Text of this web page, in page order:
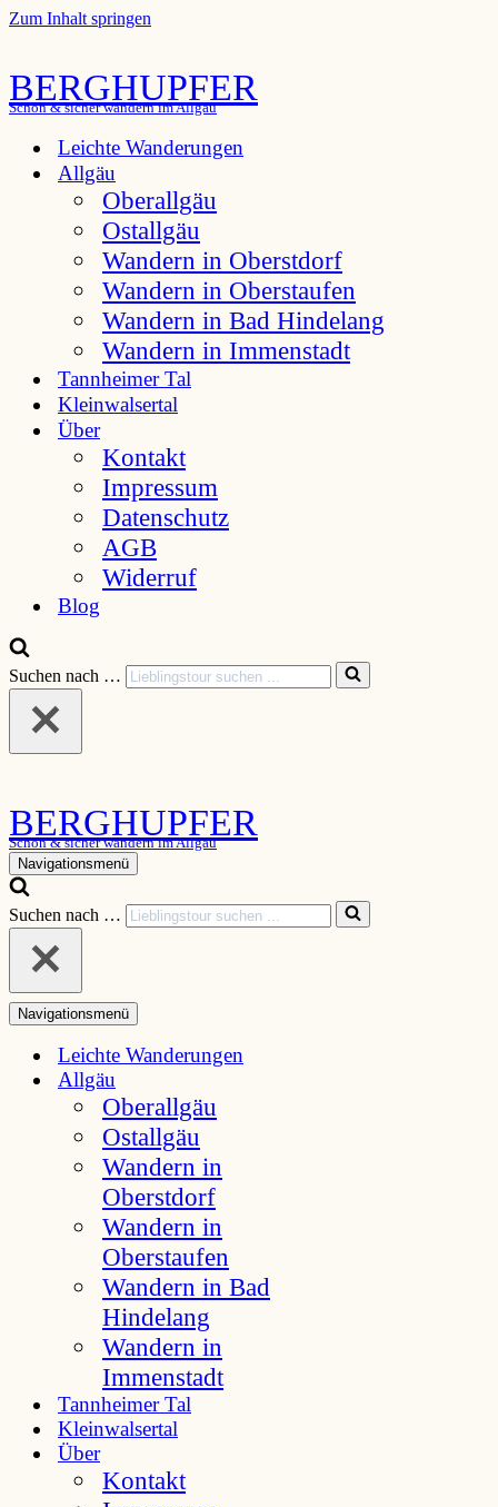
Zum Inhalt springen
BERGHUPFER
Schön & sicher wandern im Allgäu
Leichte Wanderungen
Allgäu
Oberallgäu
Ostallgäu
Wandern in Oberstdorf
Wandern in Oberstaufen
Wandern in Bad Hindelang
Wandern in Immenstadt
Tannheimer Tal
Kleinwalsertal
Über
Kontakt
Impressum
Datenschutz
AGB
Widerruf
Blog
Suchen nach …
BERGHUPFER
Schön & sicher wandern im Allgäu
Navigationsmenü
Suchen nach …
Navigationsmenü
Leichte Wanderungen
Allgäu
Oberallgäu
Ostallgäu
Wandern in
Oberstdorf
Wandern in
Oberstaufen
Wandern in Bad
Hindelang
Wandern in
Immenstadt
Tannheimer Tal
Kleinwalsertal
Über
Kontakt